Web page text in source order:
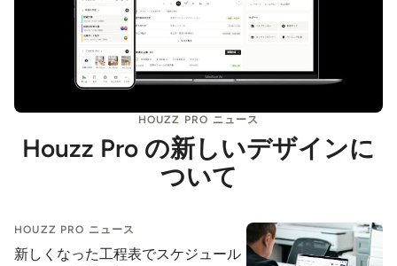
HOUZZ PRO ニュース
Houzz Pro の新しいデザインに
ついて
HOUZZ PRO ニュース
新しくなった工程表でスケジュール